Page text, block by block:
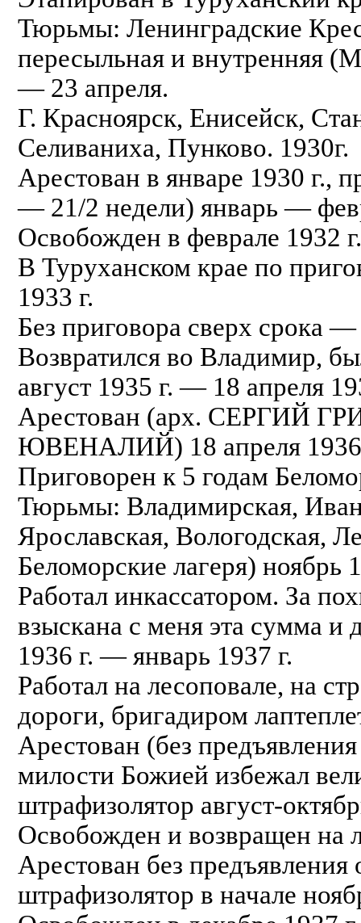
Тюрьмы: Ленинградские
пересыльная и внутренняя
— 23 апреля.
Г. Красноярск, Енисейск,
Селиваниха, Пунково. 1930г.
Арестован в январе 1930 г.,
— 21/2 недели) январь —
Освобожден в феврале 1932
В Туруханском крае по
1933 г.
Без приговора сверх срока
Возвратился во Владимир,
август 1935 г. — 18 апреля
Арестован (арх. СЕРГИЙ
ЮВЕНАЛИЙ) 18 апреля 1936
Приговорен к 5 годам
Тюрьмы: Владимирская,
Ярославская, Вологодская,
Беломорские лагеря)
Работал инкассатором. За
взыскана с меня эта сумма и
1936 г. — январь 1937 г.
Работал на лесоповале, на
дороги, бригадиром
Арестован (без
милости Божией избежал
штрафизолятор август-
Освобожден и возвращен на
Арестован без
штрафизолятор в начале